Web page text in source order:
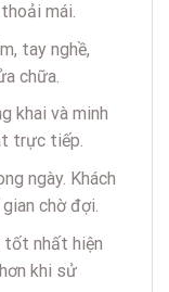
mái.
tay nghề,
chữa.
khai và minh
trực tiếp.
ngày. Khách
chờ đợi.
tốt nhất hiện
khi sử